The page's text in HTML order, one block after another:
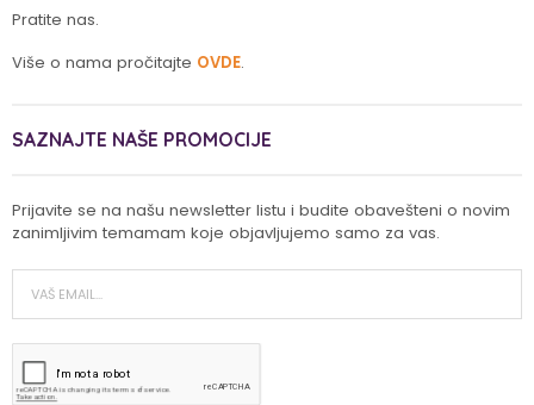
Pratite nas.
Više o nama pročitajte OVDE.
SAZNAJTE NAŠE PROMOCIJE
Prijavite se na našu newsletter listu i budite obavešteni o novim
zanimljivim temamam koje objavljujemo samo za vas.